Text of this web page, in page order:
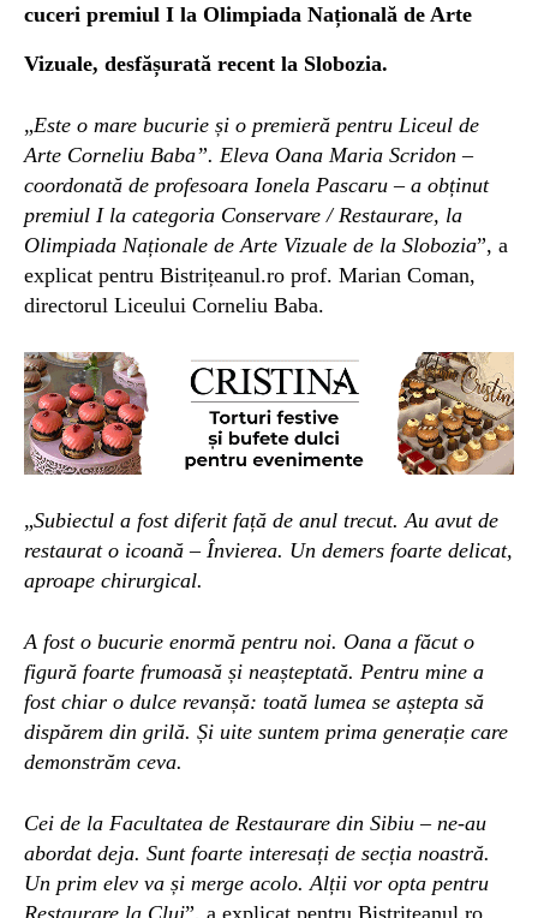
cuceri premiul I la Olimpiada Națională de Arte
Vizuale, desfășurată recent la Slobozia.
„Este o mare bucurie și o premieră pentru Liceul de
Arte Corneliu Baba”. Eleva Oana Maria Scridon –
coordonată de profesoara Ionela Pascaru – a obținut
premiul I la categoria Conservare / Restaurare, la
Olimpiada Naționale de Arte Vizuale de la Slobozia”, a
explicat pentru Bistrițeanul.ro prof. Marian Coman,
directorul Liceului Corneliu Baba.
„Subiectul a fost diferit față de anul trecut. Au avut de
restaurat o icoană – Învierea. Un demers foarte delicat,
aproape chirurgical.
A fost o bucurie enormă pentru noi. Oana a făcut o
figură foarte frumoasă și neașteptată. Pentru mine a
fost chiar o dulce revanșă: toată lumea se aștepta să
dispărem din grilă. Și uite suntem prima generație care
demonstrăm ceva.
Cei de la Facultatea de Restaurare din Sibiu – ne-au
abordat deja. Sunt foarte interesați de secția noastră.
Un prim elev va și merge acolo. Alții vor opta pentru
Restaurare la Cluj”, a explicat pentru Bistrițeanul.ro